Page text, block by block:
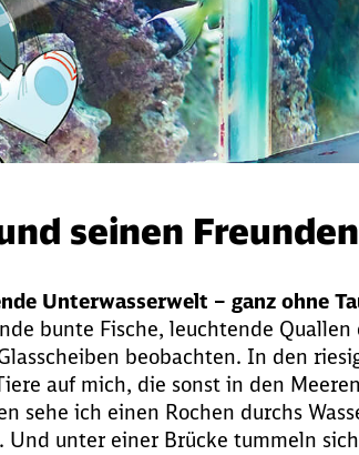
seinen
Unterwasserwelt – ganz ohne
bunte Fische, leuchtende
beobachten. In den
auf mich, die sonst in den
sehe ich einen Rochen durchs
Und unter einer Brücke tummeln